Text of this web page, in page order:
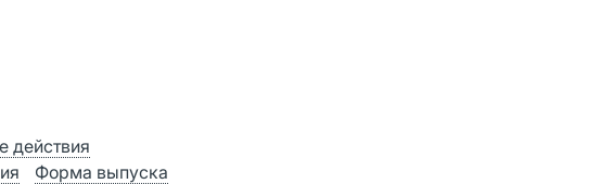
действия
Форма выпуска